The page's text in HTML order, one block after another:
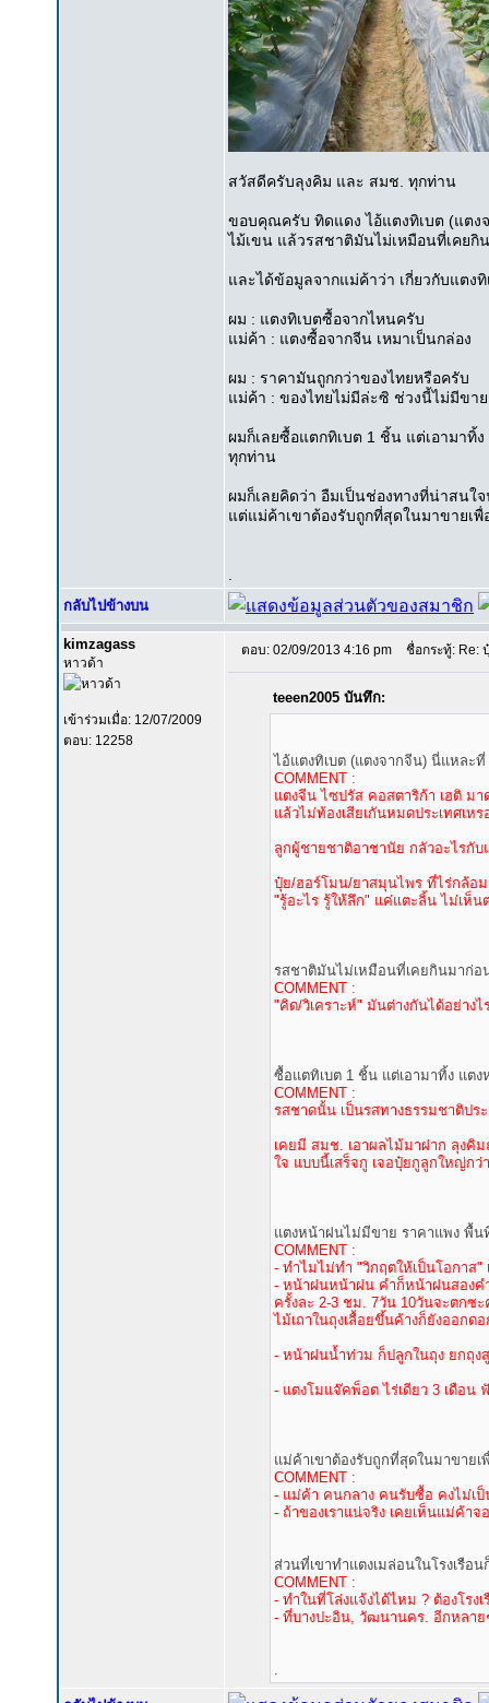
สวัสดีครับลุงคิม และ สมช. ทุกท่าน
ขอบคุณครับ ทิดแดง ไอ้แตงทิเบต (แตง
ไม้เขน แล้วรสชาติมันไม่เหมือนที่เคย
และได้ข้อมูลจากแม่ค้าว่า เกี่ยวกับแตงทิ
ผม : แตงทิเบตซื้อจากไหนครับ
แม่ค้า : แตงซื้อจากจีน เหมาเป็นกล่อง
ผม : ราคามันถูกกว่าของไทยหรือครับ
แม่ค้า : ของไทยไม่มีล่ะซิ ช่วงนี้ไม่มีขา
ผมก็เลยซื้อแตกทิเบต 1 ชิ้น แต่เอามาทิ้
ทุกท่าน
ผมก็เลยคิดว่า อืมเป็นช่องทางที่น่าสน
แต่แม่ค้าเขาต้องรับถูกที่สุดในมาขายเ
กลับไปข้างบน
kimzagass
หาวด้า
เข้าร่วมเมื่อ: 12/07/2009
ตอบ: 12258
ตอบ: 02/09/2013 4:16 pm ชื่อกระทู้: Re:
teeen2005 บันทึก:
ไอ้แตงทิเบต (แตงจากจีน) นี่แหละ
COMMENT :
แตงจีน ไซปรัส คอสตาริก้า เฮติ ม
แล้วไม่ท้องเสียเกันหมดประเทศเ
ลูกผู้ชายชาติอาชานัย กลัวอะไรกั
ปุ๋ย/ฮอร์โมน/ยาสมุนไพร ที่ไร่กล้อ
"รู้อะไร รู้ให้ลึก" แค่แตะลิ้น ไม่เห็น
รสชาติมันไม่เหมือนที่เคยกินมาก่อ
COMMENT :
"คิด/วิเคราะห์" มันต่างกันได้อย่าง
ซื้อแตทิเบต 1 ชิ้น แต่เอามาทิ้ง แต
COMMENT :
รสชาดนั้น เป็นรสทางธรรมชาติปร
เคยมี สมช. เอาผลไม้มาฝาก ลุงคิ
ใจ แบบนี้เสร็จกู เจอปุ๋ยกูลูกใหญ่กว่
แตงหน้าฝนไม่มีขาย ราคาแพง พื้
COMMENT :
- ทำไมไม่ทำ "วิกฤตให้เป็นโอกาส"
- หน้าฝนหน้าฝน คำก็หน้าฝนสองค
ครั้งละ 2-3 ชม. 7วัน 10วันจะตกซ
ไม้เถาในถุงเลื้อยขึ้นค้างก็ยังออกด
- หน้าฝนน้ำท่วม ก็ปลูกในถุง ยกถุง
- แตงโมแจ๊คพ็อต ไร่เดียว 3 เดือน
แม่ค้าเขาต้องรับถูกที่สุดในมาขายเ
COMMENT :
- แม่ค้า คนกลาง คนรับซื้อ คงไม่เ
- ถ้าของเราแน่จริง เคยเห็นแม่ค้า
ส่วนที่เขาทำแตงเมล่อนในโรงเรื
COMMENT :
- ทำในที่โล่งแจ้งได้ไหม ? ต้องโรงเ
- ที่บางปะอิน, วัฒนานคร. อีกหลาย
.